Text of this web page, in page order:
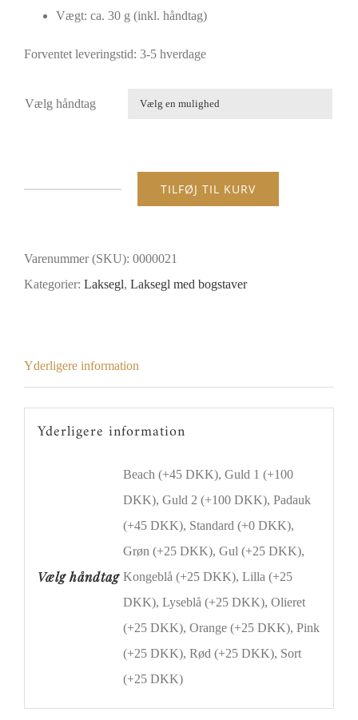
Vægt: ca. 30 g (inkl. håndtag)
Forventet leveringstid: 3-5 hverdage
Vælg håndtag
Bogstav
TILFØJ TIL KURV
Varenummer (SKU): 0000021
Kategorier: Laksegl, Laksegl med bogstaver
Yderligere information
Yderligere information
Vælg håndtag
Beach (+45 DKK), Guld 1 (+100
DKK), Guld 2 (+100 DKK), Padauk
(+45 DKK), Standard (+0 DKK),
Grøn (+25 DKK), Gul (+25 DKK),
Kongeblå (+25 DKK), Lilla (+25
DKK), Lyseblå (+25 DKK), Olieret
(+25 DKK), Orange (+25 DKK), Pink
(+25 DKK), Rød (+25 DKK), Sort
(+25 DKK)